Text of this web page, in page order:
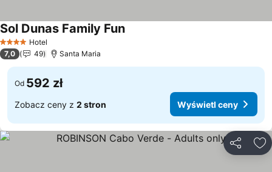
4 KategoriaHotel
Sol Dunas Family FunWyświetl ceny
7,0 49 Santa Maria
Od 592 zł
Zobacz ceny z 2 stron Wyświetl ceny